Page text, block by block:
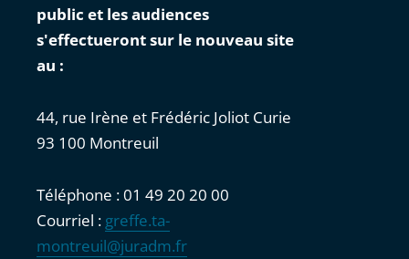
public et les audiences
s'effectueront sur le nouveau site
au :
44, rue Irène et Frédéric Joliot Curie
93 100 Montreuil
Téléphone : 01 49 20 20 00
Courriel : greffe.ta-
montreuil@juradm.fr